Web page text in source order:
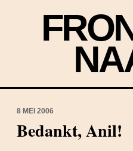
8 MEI 2006
Bedankt, Anil!